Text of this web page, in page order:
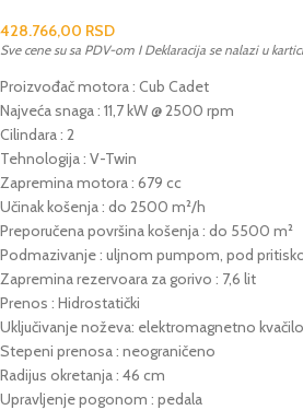
428.766,00 RSD
Sve cene su sa PDV-om I Deklaracija se nalazi u
Proizvođač motora : Cub Cadet
Najveća snaga : 11,7 kW @ 2500 rpm
Cilindara : 2
Tehnologija : V-Twin
Zapremina motora : 679 cc
Učinak košenja : do 2500 m²/h
Preporučena površina košenja : do 5500 m²
Podmazivanje : uljnom pumpom, pod
Zapremina rezervoara za gorivo : 7,6 lit
Prenos : Hidrostatički
Uključivanje noževa: elektromagnetno kvačilo
Stepeni prenosa : neograničeno
Radijus okretanja : 46 cm
Upravljenje pogonom : pedala